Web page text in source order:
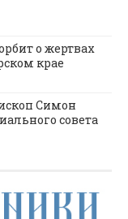
о жертвах
крае
Симон
совета